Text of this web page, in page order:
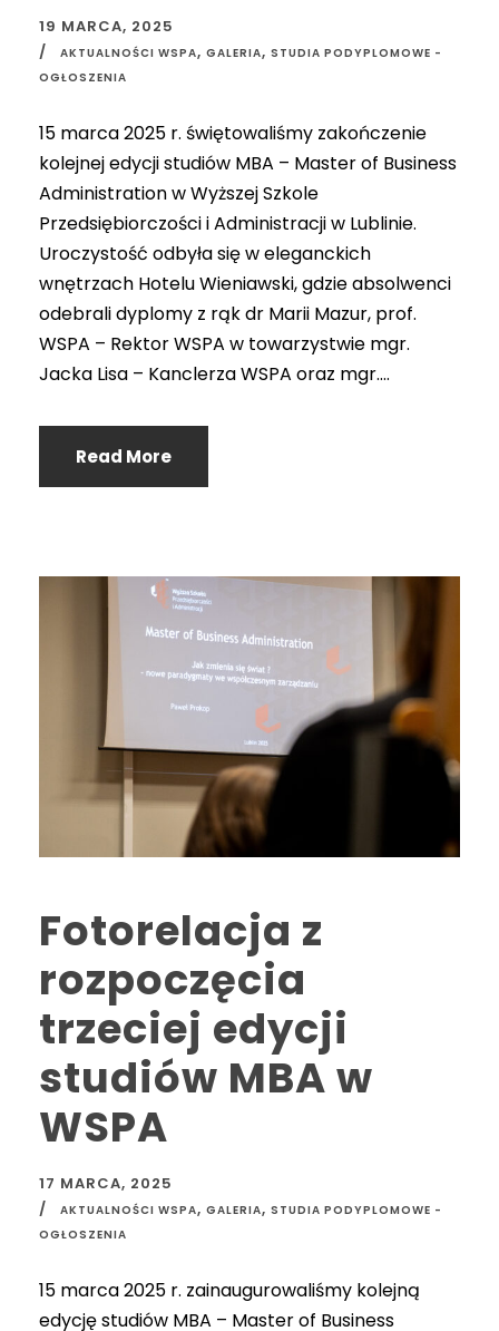
19 MARCA, 2025
AKTUALNOŚCI WSPA, GALERIA, STUDIA PODYPLOMOWE -
OGŁOSZENIA
15 marca 2025 r. świętowaliśmy zakończenie
kolejnej edycji studiów MBA – Master of Business
Administration w Wyższej Szkole
Przedsiębiorczości i Administracji w Lublinie.
Uroczystość odbyła się w eleganckich
wnętrzach Hotelu Wieniawski, gdzie absolwenci
odebrali dyplomy z rąk dr Marii Mazur, prof.
WSPA – Rektor WSPA w towarzystwie mgr.
Jacka Lisa – Kanclerza WSPA oraz mgr....
Read More
Fotorelacja z
rozpoczęcia
trzeciej edycji
studiów MBA w
WSPA
17 MARCA, 2025
AKTUALNOŚCI WSPA, GALERIA, STUDIA PODYPLOMOWE -
OGŁOSZENIA
15 marca 2025 r. zainaugurowaliśmy kolejną
edycję studiów MBA – Master of Business